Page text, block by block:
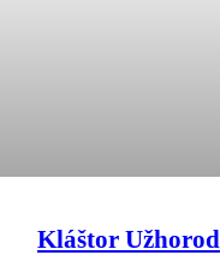
Kláštor Užhorod